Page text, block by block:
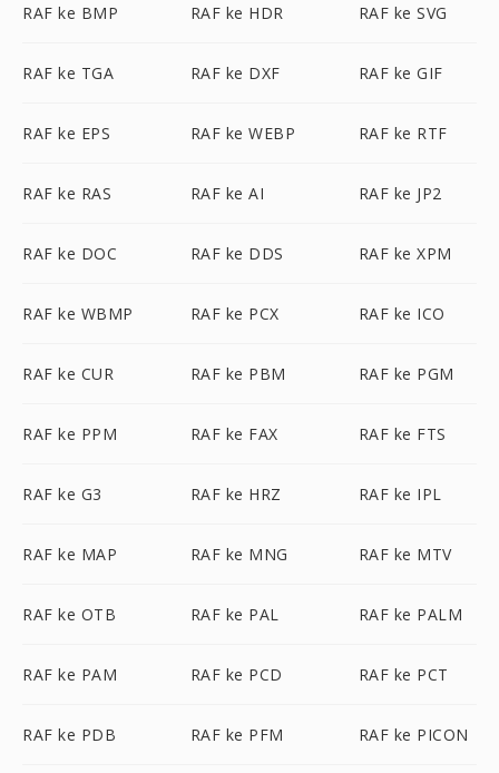
RAF ke BMP RAF ke HDR RAF ke SVG
RAF ke TGA RAF ke DXF RAF ke GIF
RAF ke EPS RAF ke WEBP RAF ke RTF
RAF ke RAS RAF ke AI RAF ke JP2
RAF ke DOC RAF ke DDS RAF ke XPM
RAF ke WBMP RAF ke PCX RAF ke ICO
RAF ke CUR RAF ke PBM RAF ke PGM
RAF ke PPM RAF ke FAX RAF ke FTS
RAF ke G3 RAF ke HRZ RAF ke IPL
RAF ke MAP RAF ke MNG RAF ke MTV
RAF ke OTB RAF ke PAL RAF ke PALM
RAF ke PAM RAF ke PCD RAF ke PCT
RAF ke PDB RAF ke PFM RAF ke PICON